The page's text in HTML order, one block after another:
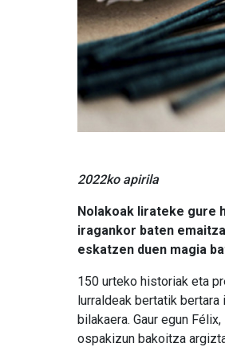
2022ko apirila
Nolakoak lirateke gure
iragankor baten
eskatzen duen magia
150 urteko historiak eta
lurraldeak bertatik
bilakaera. Gaur egun
ospakizun bakoitza